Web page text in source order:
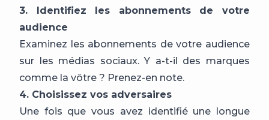
3. Identifiez les abonnements de votre
audience
Examinez les abonnements de votre audience
sur les médias sociaux. Y a-t-il des marques
comme la vôtre ? Prenez-en note.
4. Choisissez vos adversaires
Une fois que vous avez identifié une longue